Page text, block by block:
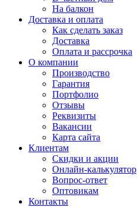
На балкон
Доставка и оплата
Как сделать заказ
Доставка
Оплата и рассрочка
О компании
Производство
Гарантия
Портфолио
Отзывы
Реквизиты
Вакансии
Карта сайта
Клиентам
Скидки и акции
Онлайн-калькулятор
Вопрос-ответ
Оптовикам
Контакты